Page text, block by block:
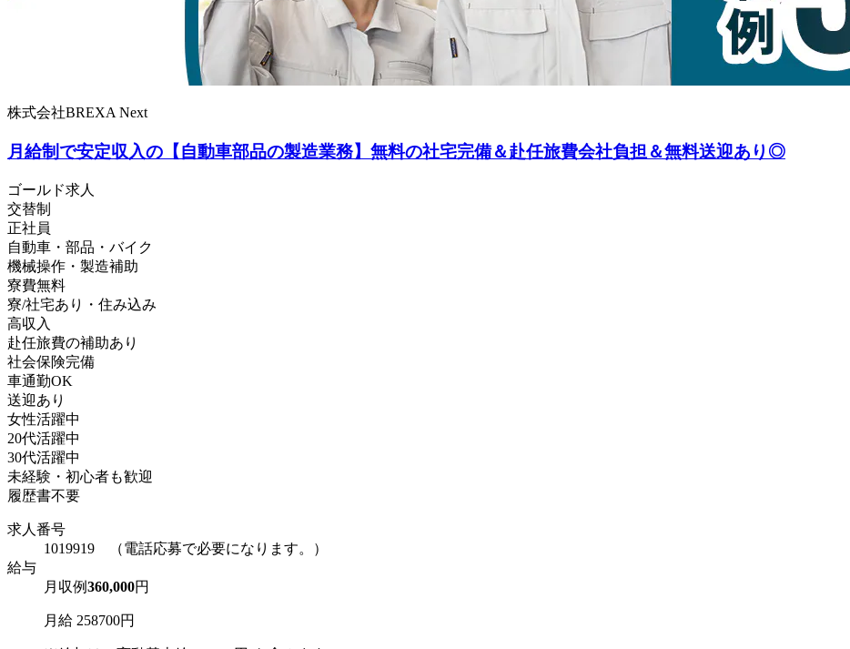
株式会社BREXA Next
月給制で安定収入の【自動車部品の製造業務】無料の社宅完備＆赴任旅費会社負担＆無料送迎あり◎
ゴールド求人
交替制
正社員
自動車・部品・バイク
機械操作・製造補助
寮費無料
寮/社宅あり・住み込み
高収入
赴任旅費の補助あり
社会保険完備
車通勤OK
送迎あり
女性活躍中
20代活躍中
30代活躍中
未経験・初心者も歓迎
履歴書不要
求人番号
1019919 （電話応募で必要になります。）
給与
月収例360,000円
月給 258700円